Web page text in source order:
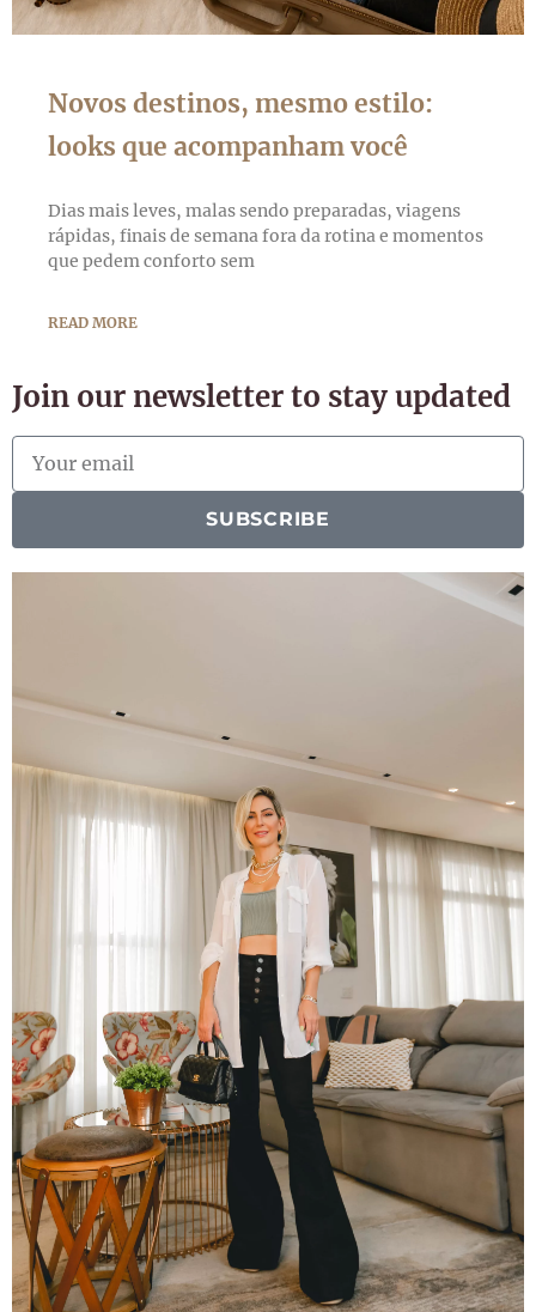
Novos destinos, mesmo estilo:
looks que acompanham você
Dias mais leves, malas sendo preparadas, viagens
rápidas, finais de semana fora da rotina e momentos
que pedem conforto sem
READ MORE
Join our newsletter to stay updated
SUBSCRIBE